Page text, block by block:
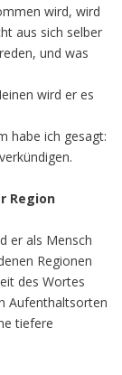
wird, wird
aus sich selber
und was
wird er es
habe ich gesagt:
Region
er als Mensch
Regionen
des Wortes
Aufenthaltsorten
tiefere